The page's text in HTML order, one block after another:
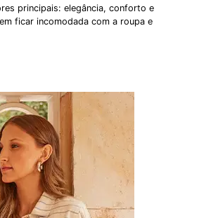
principais: elegância, conforto e
ficar incomodada com a roupa e